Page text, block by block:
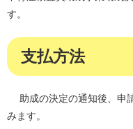
す。
支払方法
助成の決定の通知後、申
みます。